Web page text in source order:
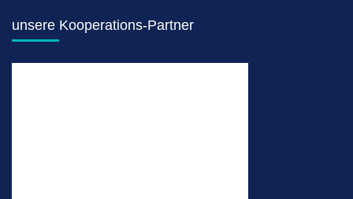
unsere Kooperations-Partner